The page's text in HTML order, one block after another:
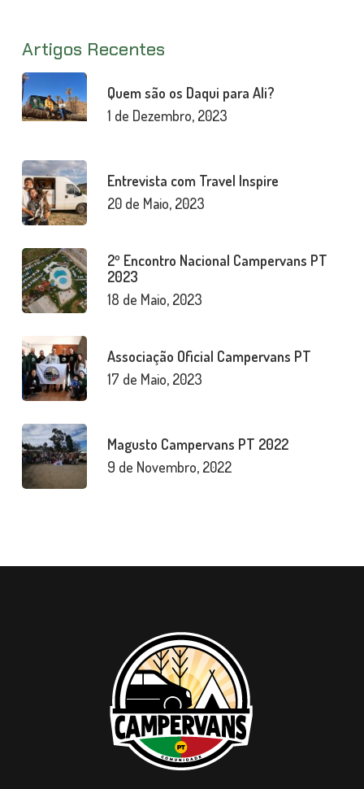
Artigos Recentes
Quem são os Daqui para Ali?
1 de Dezembro, 2023
Entrevista com Travel Inspire
20 de Maio, 2023
2º Encontro Nacional Campervans PT
2023
18 de Maio, 2023
Associação Oficial Campervans PT
17 de Maio, 2023
Magusto Campervans PT 2022
9 de Novembro, 2022